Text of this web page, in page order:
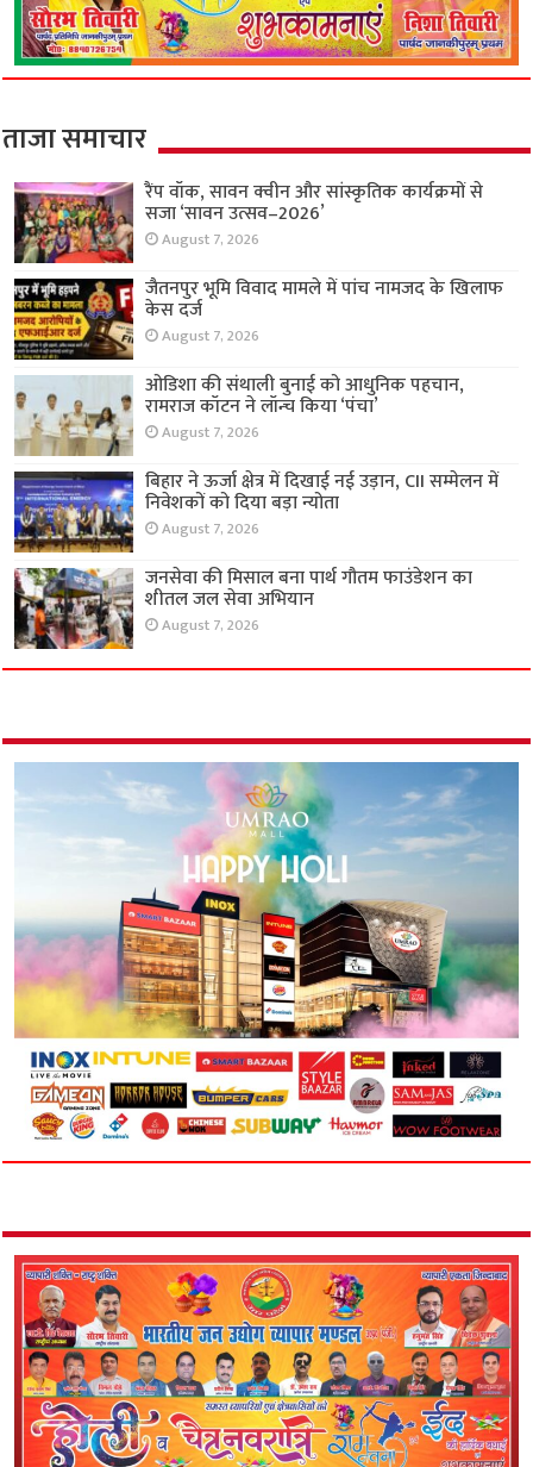
ताजा समाचार
रैंप वॉक, सावन क्वीन और सांस्कृतिक कार्यक्रमों से
सजा ‘सावन उत्सव–2026’
August 7, 2026
जैतनपुर भूमि विवाद मामले में पांच नामजद के खिलाफ
केस दर्ज
August 7, 2026
ओडिशा की संथाली बुनाई को आधुनिक पहचान,
रामराज कॉटन ने लॉन्च किया ‘पंचा’
August 7, 2026
बिहार ने ऊर्जा क्षेत्र में दिखाई नई उड़ान, CII सम्मेलन में
निवेशकों को दिया बड़ा न्योता
August 7, 2026
जनसेवा की मिसाल बना पार्थ गौतम फाउंडेशन का
शीतल जल सेवा अभियान
August 7, 2026